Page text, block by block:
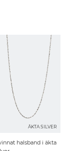
ÄKTA SILVER
halsband i äkta